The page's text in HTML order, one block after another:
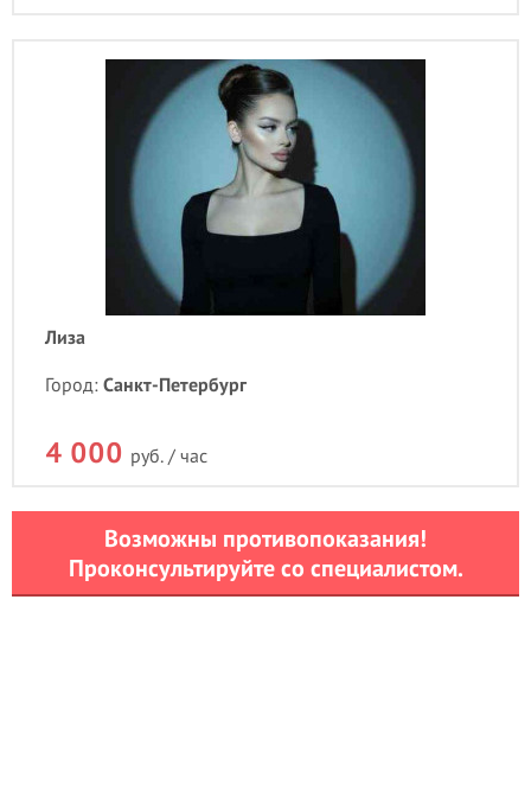
Лиза
Город: Санкт-Петербург
4 000 руб. / час
Возможны противопоказания!
Проконсультируйте со специалистом.